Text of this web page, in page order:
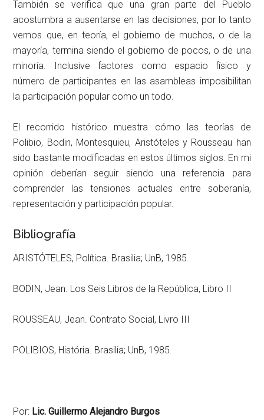
También se verifica que una gran parte del Pueblo
acostumbra a ausentarse en las decisiones, por lo tanto
vemos que, en teoría, el gobierno de muchos, o de la
mayoría, termina siendo el gobierno de pocos, o de una
minoría. Inclusive factores como espacio físico y
número de participantes en las asambleas imposibilitan
la participación popular como un todo.
El recorrido histórico muestra cómo las teorías de
Polibio, Bodin, Montesquieu, Aristóteles y Rousseau han
sido bastante modificadas en estos últimos siglos. En mi
opinión deberían seguir siendo una referencia para
comprender las tensiones actuales entre soberanía,
representación y participación popular.
Bibliografía
ARISTÓTELES, Política. Brasilia; UnB, 1985.
BODIN, Jean. Los Seis Libros de la República, Libro II
ROUSSEAU, Jean. Contrato Social, Livro III
POLIBIOS, História. Brasilia; UnB, 1985.
Por: Lic. Guillermo Alejandro Burgos